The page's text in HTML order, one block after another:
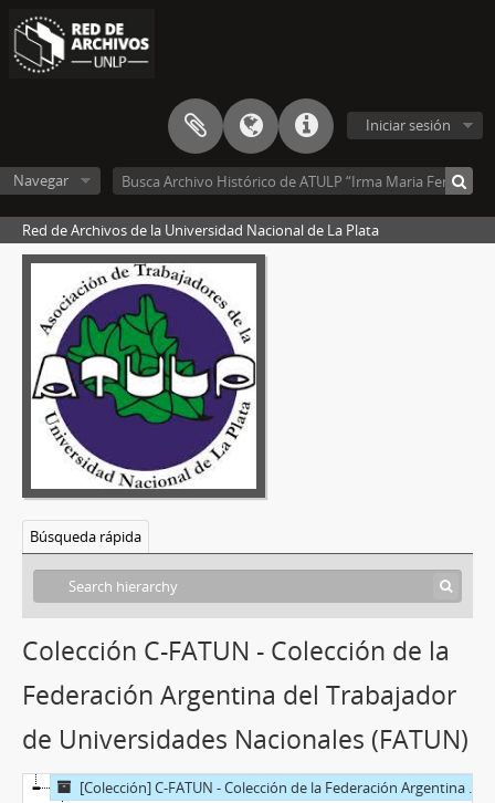
Iniciar sesión
Navegar
Red de Archivos de la Universidad Nacional de La Plata
Búsqueda rápida
Colección C-FATUN - Colección de la
Federación Argentina del Trabajador
de Universidades Nacionales (FATUN)
[Colección] C-FATUN - Colección de la Federación Argentina del Trabajador de Universidades Nacionales (FATUN)